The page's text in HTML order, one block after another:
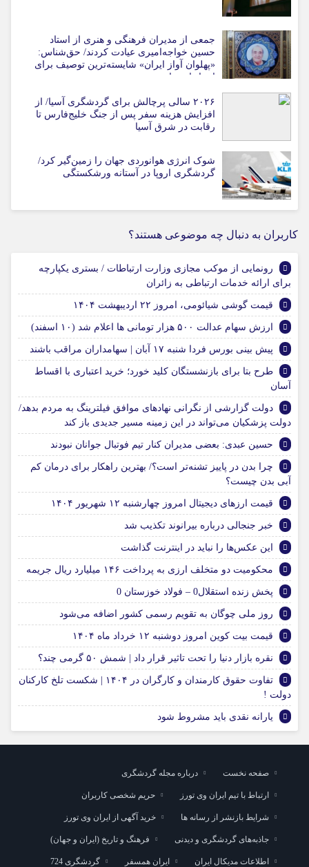
جمعی از مدیران فرهنگی و هنری از استاد
حسین خواجه‌امیری عیادت کردند/ حق‌شناس:
«پهلوان آواز ایران» شایسته‌ترین توصیف برای
استاد ایرج است
۲۰۲۶ سالی پرچالش برای گردشگری آسیا/ از
افزایش هزینه سفر پس از جنگ خلیج‌فارس تا
رقابت در شرق آسیا
شوک انرژی هوانوردی جهان را زمین‌گیر کرد/
گردشگری اروپا در آستانه ورشکستگی
کاربران به دنبال چه موضوعی هستند؟
رونمایی از موکب مجازی وزارت ارتباطات / بستری یکپارچه
برای ارائه خدمات ارتباطی به زائران
قیمت گوشی شیائومی، امروز ۲۲ اردیبهشت ۱۴۰۴
ارزش سهام عدالت ۵۰۰ هزار تومانی ها اعلام شد (۱۰ اسفند)
پیش بینی بورس فردا شنبه ۱۷ آبان | سهامداران مراقب باشند
طرح بتا برای بازنشستگان کلید خورد؛ خرید اعتباری با اقساط
آسان
دولت گزارشی از نگرانی نهادهای موافق فیلترینگ به مردم بدهد/
دولت پزشکیان می‌تواند در این زمینه مسیر جدیدی باز کند
حسین عبدی: بعضی مدیران کنار تیم فوتبال جوانان نبودند
چرا بدن در پاییز تشنه‌تر است؟/ بهترین راهکار برای درمان کم
آبی بدن چیست؟
قیمت ارز‌های دیجیتال امروز چهارشنبه ۱۲ شهریور ۱۴۰۴
خبر جنجالی درباره بیرانوند تکذیب شد
این عکس‌ها را نباید در اینترنت گذاشت
محکومیت دو متخلف ارزی به پرداخت ۱۴۶ میلیارد ریال جریمه
پخش زنده استقلال0 – فولاد خوزستان 0
روز ملی چوگان به تقویم رسمی کشور اضافه می‌شود
قیمت بیت کوین امروز دوشنبه ۱۲ خرداد ماه ۱۴۰۴
نقره بازار دنیا را تحت تاثیر قرار داد | شمش ۵۰ گرمی چند؟
تفاوت حقوق کارمندان و کارگران در ۱۴۰۴ | شکست تلخ کارکنان
دولت !
یارانه نقدی باید مشروط شود
صفحه نخست درباره مجله گردشگری
ارتباط با تیم ایران وی تورز حریم شخصی کاربران
شرایط بازنشر از رسانه ها خرید آگهی از ایران وی تورز
جاذبه‌های گردشگری و دیدنی فرهنگ و تاریخ (ایران و جهان)
اطلاعات مدیکال ایران ایران همسفر گردشگری 724